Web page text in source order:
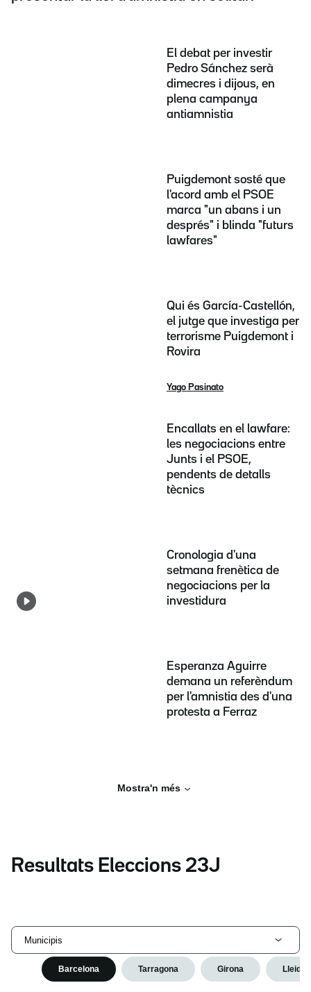
El debat per investir
Pedro Sánchez serà
dimecres i dijous, en
plena campanya
antiamnistia
Puigdemont sosté que
l'acord amb el PSOE
marca "un abans i un
després" i blinda "futurs
lawfares"
Qui és García-Castellón,
el jutge que investiga per
terrorisme Puigdemont i
Rovira
Yago Pasinato
Encallats en el lawfare:
les negociacions entre
Junts i el PSOE,
pendents de detalls
tècnics
Cronologia d'una
setmana frenètica de
negociacions per la
investidura
Esperanza Aguirre
demana un referèndum
per l'amnistia des d'una
protesta a Ferraz
Mostra'n més
Resultats Eleccions 23J
Municipis
Barcelona Tarragona Girona Lleida